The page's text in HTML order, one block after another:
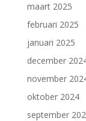
maart 2025
februari 2025
januari 2025
december
november
oktober 2024
september